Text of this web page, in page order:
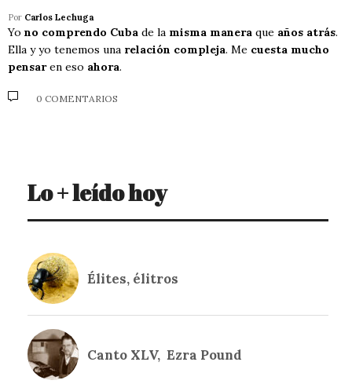
Por Carlos Lechuga
Yo no comprendo Cuba de la misma manera que años atrás.
Ella y yo tenemos una relación compleja. Me cuesta mucho
pensaren eso ahora.
0 COMENTARIOS
Lo + leído hoy